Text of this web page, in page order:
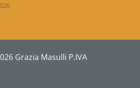
Grazia Masulli P.IVA